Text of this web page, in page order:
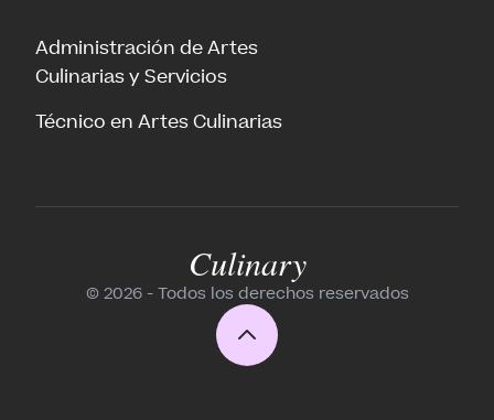
Administración de Artes
Culinarias y Servicios
Técnico en Artes Culinarias
Culinary
© 2026 - Todos los derechos reservados